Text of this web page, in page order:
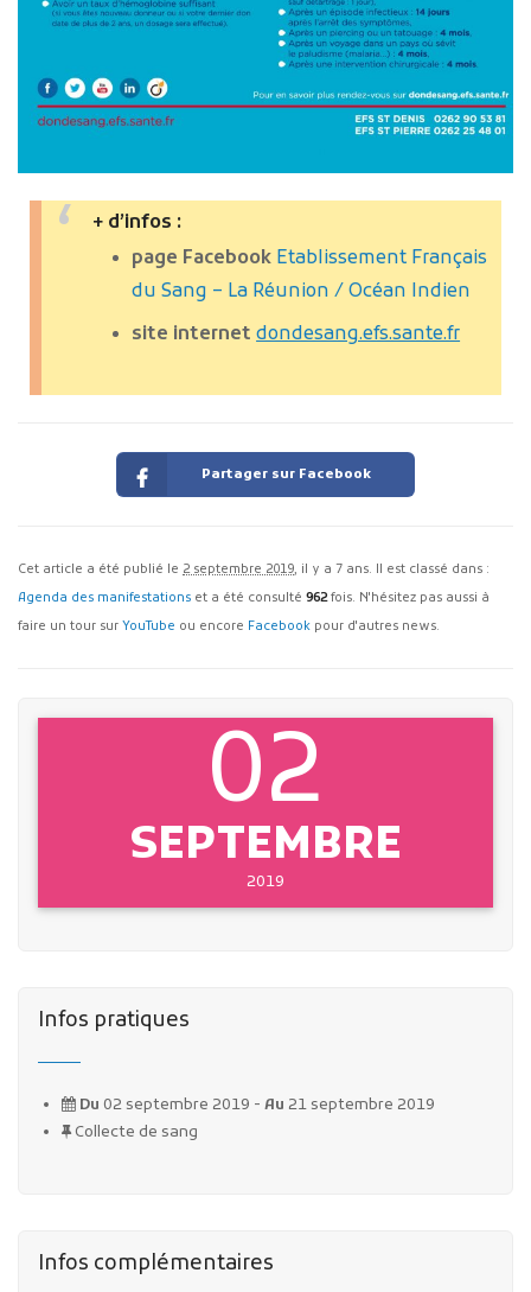
+ d’infos :
page Facebook Etablissement Français
du Sang – La Réunion / Océan Indien
site internetdondesang.efs.sante.fr
Partager sur Facebook
Cet article a été publié le 2 septembre 2019, il y a 7 ans. Il est classé dans :
Agenda des manifestations et a été consulté 962fois. N'hésitez pas aussi à
faire un tour sur YouTube ou encore Facebook pour d'autres news.
02
SEPTEMBRE
2019
Infos pratiques
Du 02 septembre 2019 - Au 21 septembre 2019
Collecte de sang
Infos complémentaires